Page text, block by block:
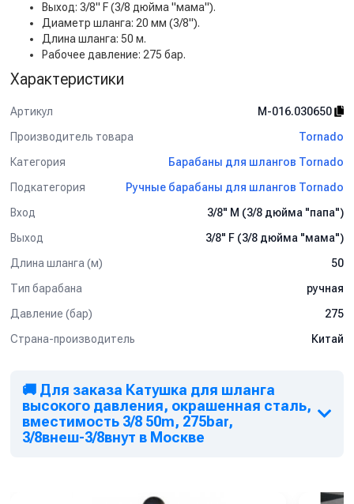
Выход: 3/8" F (3/8 дюйма "мама").
Диаметр шланга: 20 мм (3/8").
Длина шланга: 50 м.
Рабочее давление: 275 бар.
Характеристики
Артикул
M-016.030650
Производитель товара
Tornado
Категория
Барабаны для шлангов Tornado
Подкатегория
Ручные барабаны для шлангов Tornado
Вход
3/8" M (3/8 дюйма "папа")
Выход
3/8" F (3/8 дюйма "мама")
Длина шланга (м)
50
Тип барабана
ручная
Давление (бар)
275
Страна-производитель
Китай
🚚 Для заказа Катушка для шланга
высокого давления, окрашенная сталь,
вместимость 3/8 50m, 275bar,
3/8внеш-3/8внут в Москве